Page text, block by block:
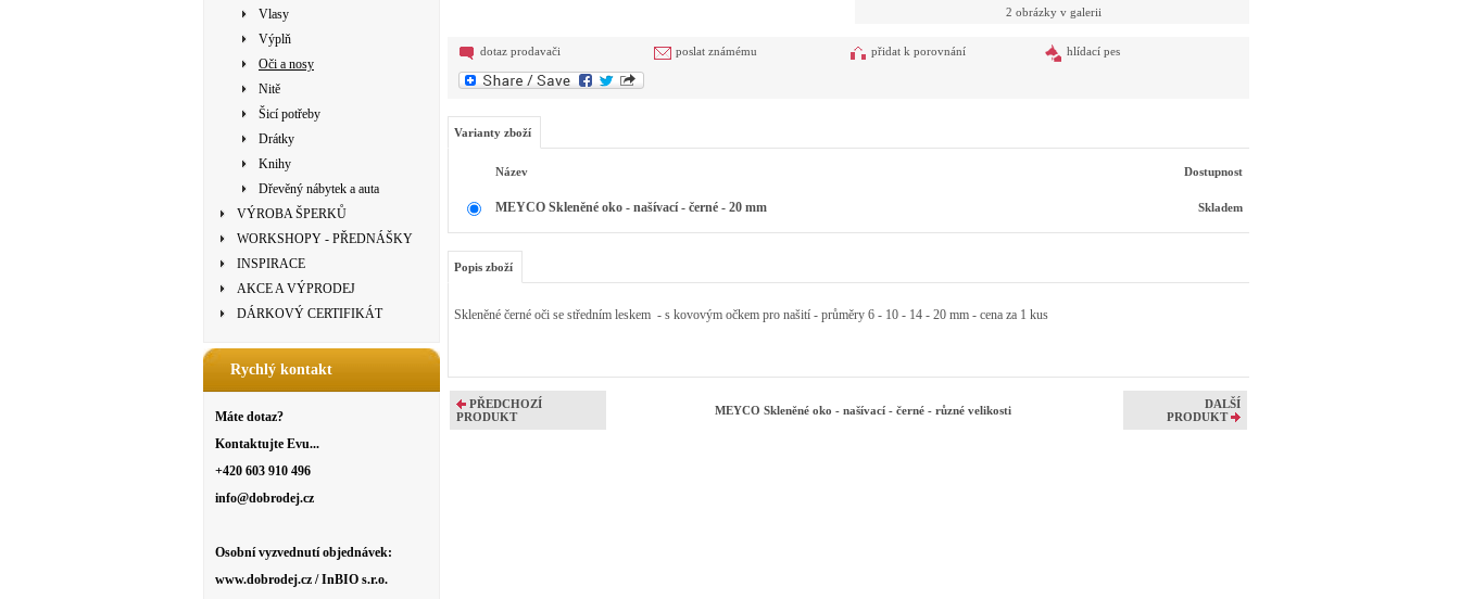
Vlasy
Výplň
Oči a nosy
Nitě
Šicí potřeby
Drátky
Knihy
Dřevěný nábytek a auta
VÝROBA ŠPERKŮ
WORKSHOPY - PŘEDNÁŠKY
INSPIRACE
AKCE A VÝPRODEJ
DÁRKOVÝ CERTIFIKÁT
Rychlý kontakt
Máte dotaz?
Kontaktujte Evu...
+420 603 910 496
info@dobrodej.cz
Osobní vyzvednutí objednávek:
www.dobrodej.cz / InBIO s.r.o.
2 obrázky v galerii
dotaz prodavači poslat známému přidat k porovnání hlídací pes
Varianty zboží
Název Dostupnost
MEYCO Skleněné oko - našívací - černé - 20 mm Skladem
Popis zboží
Skleněné černé oči se středním leskem - s kovovým očkem pro našití - průměry 6 - 10 - 14 - 20 mm - cena za 1 kus
PŘEDCHOZÍ
PRODUKT
MEYCO Skleněné oko - našívací - černé - různé velikosti
DALŠÍ
PRODUKT